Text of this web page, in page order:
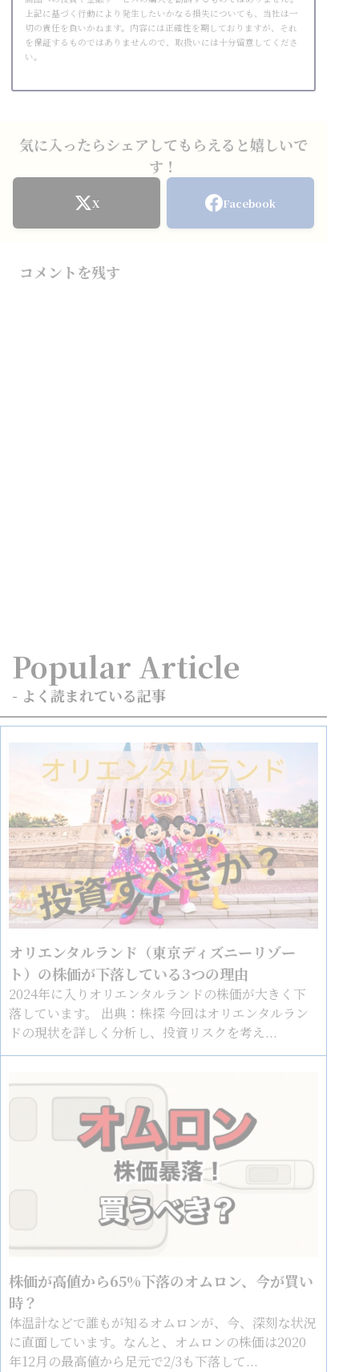
上記に基づく行動により発生したいかなる損失についても、当社は一
切の責任を負いかねます。内容には正確性を期しておりますが、それ
を保証するものではありませんので、取扱いには十分留意してくださ
い。
気に入ったらシェアしてもらえると嬉しいで
す！
X Facebook
コメントを残す
Popular Article
- よく読まれている記事
オリエンタルランド（東京ディズニーリゾー
ト）の株価が下落している3つの理由
2024年に入りオリエンタルランドの株価が大きく下
落しています。 出典：株探 今回はオリエンタルラン
ドの現状を詳しく分析し、投資リスクを考え...
株価が高値から65%下落のオムロン、今が買い
時？
体温計などで誰もが知るオムロンが、今、深刻な状況
に直面しています。なんと、オムロンの株価は2020
年12月の最高値から足元で2/3も下落して...